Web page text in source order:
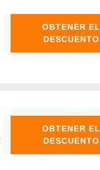
OBTENER EL
DESCUENTO
OBTENER EL
DESCUENTO